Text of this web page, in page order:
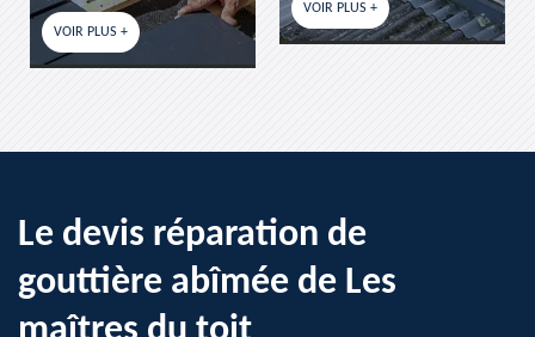
VOIR PLUS +
VOIR PLUS +
Le devis réparation de
gouttière abîmée de Les